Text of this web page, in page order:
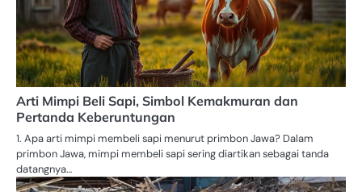
Arti Mimpi Beli Sapi, Simbol Kemakmuran dan
Pertanda Keberuntungan
1. Apa arti mimpi membeli sapi menurut primbon Jawa? Dalam
primbon Jawa, mimpi membeli sapi sering diartikan sebagai tanda
datangnya…